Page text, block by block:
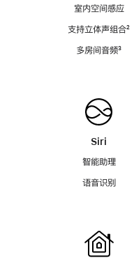
室内空间感应
支持立体声组合脚
²
多房间音频脚
³
Siri
智能助理
语音识别